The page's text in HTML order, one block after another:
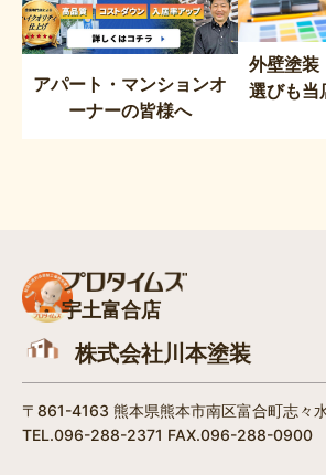
アパート・マンションオ
ーナーの皆様へ
外壁塗装
選びも当
宇土富合店
株式会社川本塗装
〒861-4163 熊本県熊本市南区富合町志々
TEL.096-288-2371 FAX.096-288-0900